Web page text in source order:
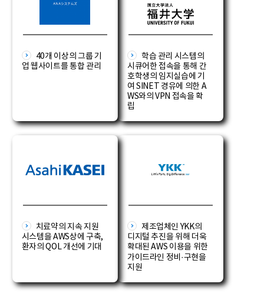
40개 이상의 그룹 기
업 웹사이트를 통합 관리
학습 관리 시스템의
시큐어한 접속을 통해 간
호학생의 임지실습에 기
여 SINET 경유에 의한 A
WS와의 VPN 접속을 확
립
치료약의 지속 지원
시스템을 AWS상에 구축,
환자의 QOL 개선에 기대
제조업체인 YKK의
디지털 추진을 위해 더욱
확대된 AWS 이용을 위한
가이드라인 정비·구현을
지원